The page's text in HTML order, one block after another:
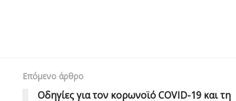
Επόμενο άρθρο
Οδηγίες για τον κορωνοϊό COVID-19 και τη